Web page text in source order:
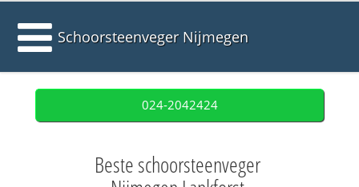
Schoorsteenveger Nijmegen
024-2042424
Beste schoorsteenveger